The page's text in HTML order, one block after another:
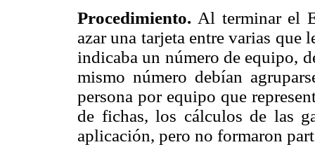
Procedimiento. Al terminar el
azar una tarjeta entre varias que
indicaba un número de equipo,
mismo número debían
persona por equipo que
de fichas, los cálculos de las
aplicación, pero no formaron